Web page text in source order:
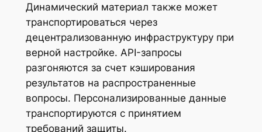
Динамический материал также может
транспортироваться через
децентрализованную инфраструктуру при
верной настройке. API-запросы
разгоняются за счет кэширования
результатов на распространенные
вопросы. Персонализированные данные
транспортируются с принятием
требований защиты.